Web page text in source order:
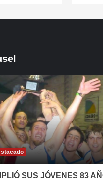
SUS JÓVENES 83